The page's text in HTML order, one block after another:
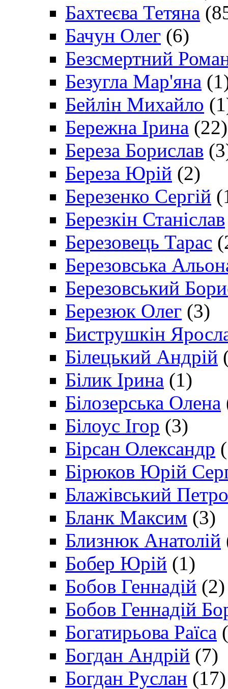
Бахтеєва Тетяна
Бачун Олег (6)
Безсмертний
Безугла Мар'яна
Бейлін Михайло
Бережна Ірина (22)
Береза Борислав
Береза Юрій (2)
Березенко Сергій
Березкін Станіслав
Березовець Тарас
Березовська
Березовський
Березюк Олег (3)
Биструшкін
Білецький Андрій
Білик Ірина (1)
Білозерська Олена
Білоус Ігор (3)
Бірсан Олександр
Бірюков Юрій
Блажівський Петро
Бланк Максим (3)
Близнюк Анатолій
Бобер Юрій (1)
Бобов Геннадій (2)
Бобов Геннадій
Богатирьова Раїса
Богдан Андрій (7)
Богдан Руслан (17)